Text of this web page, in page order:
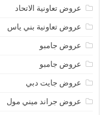
عروض تعاونية الاتحاد
عروض تعاونية بني ياس
عروض جامبو
عروض جامبو
عروض جايت دبي
عروض جراند ميني مول